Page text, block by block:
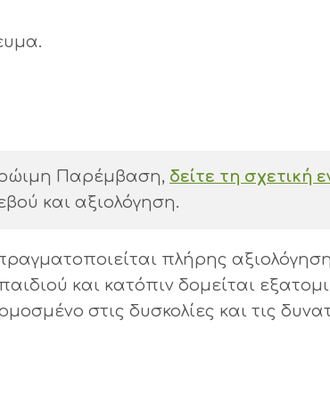
Παρέμβαση, δείτε τη σχετική
και αξιολόγηση.
πλήρης
και κατόπιν δομείται
στις δυσκολίες και τις